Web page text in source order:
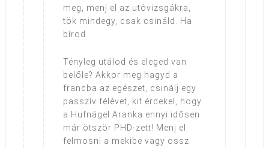
meg, menj el az utóvizsgákra,
tök mindegy, csak csináld. Ha
bírod.
Tényleg utálod és eleged van
belőle? Akkor meg hagyd a
francba az egészet, csinálj egy
passzív félévet, kit érdekel, hogy
a Hufnágel Aranka ennyi idősen
már ötször PHD-zett! Menj el
felmosni a mekibe vagy ossz